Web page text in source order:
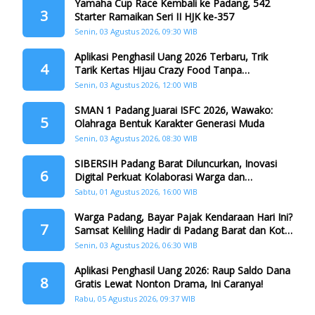
3
Yamaha Cup Race Kembali ke Padang, 542
Starter Ramaikan Seri II HJK ke-357
Senin, 03 Agustus 2026, 09:30 WIB
4
Aplikasi Penghasil Uang 2026 Terbaru, Trik
Tarik Kertas Hijau Crazy Food Tanpa
Penggandaan
Senin, 03 Agustus 2026, 12:00 WIB
5
SMAN 1 Padang Juarai ISFC 2026, Wawako:
Olahraga Bentuk Karakter Generasi Muda
Senin, 03 Agustus 2026, 08:30 WIB
6
SIBERSIH Padang Barat Diluncurkan, Inovasi
Digital Perkuat Kolaborasi Warga dan
Pemerintah Atasi Persampahan
Sabtu, 01 Agustus 2026, 16:00 WIB
7
Warga Padang, Bayar Pajak Kendaraan Hari Ini?
Samsat Keliling Hadir di Padang Barat dan Koto
Tangah
Senin, 03 Agustus 2026, 06:30 WIB
8
Aplikasi Penghasil Uang 2026: Raup Saldo Dana
Gratis Lewat Nonton Drama, Ini Caranya!
Rabu, 05 Agustus 2026, 09:37 WIB